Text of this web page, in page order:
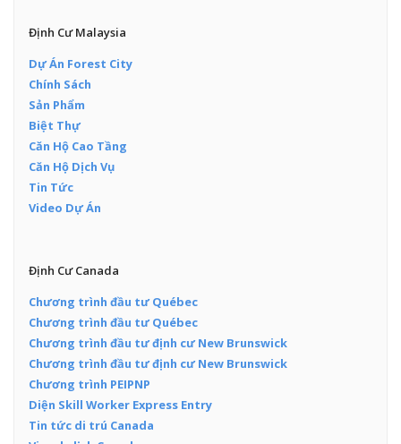
Định Cư Malaysia
Dự Án Forest City
Chính Sách
Sản Phẩm
Biệt Thự
Căn Hộ Cao Tầng
Căn Hộ Dịch Vụ
Tin Tức
Video Dự Án
Định Cư Canada
Chương trình đầu tư Québec
Chương trình đầu tư Québec
Chương trình đầu tư định cư New Brunswick
Chương trình đầu tư định cư New Brunswick
Chương trình PEIPNP
Diện Skill Worker Express Entry
Tin tức di trú Canada